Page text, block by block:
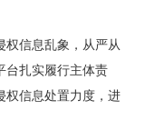
权信息乱象，从严从
台扎实履行主体责
权信息处置力度，进